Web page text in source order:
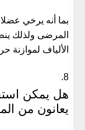
بما أنه يرخي
المرضى ولذلك
الألياف لموازنة
هل يمكن
يعانون من